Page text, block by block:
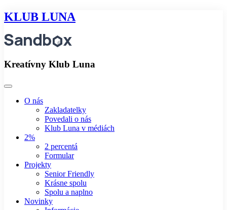
KLUB LUNA
Kreatívny Klub Luna
O nás
Zakladatelky
Povedali o nás
Klub Luna v médiách
2%
2 percentá
Formular
Projekty
Senior Friendly
Krásne spolu
Spolu a naplno
Novinky